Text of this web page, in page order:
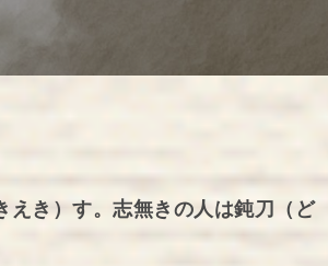
き）す。志無きの人は鈍刀（ど